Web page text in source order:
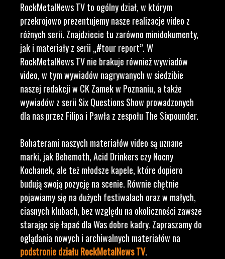
RockMetalNews TV to ogólny dział, w którym
przekrojowo prezentujemy nasze realizacje video z
różnych serii. Znajdziecie tu zarówno minidokumenty,
jak i materiały z serii „#tour report”. W
RockMetalNews TV nie brakuje również wywiadów
video, w tym wywiadów nagrywanych w siedzibie
naszej redakcji w CK Zamek w Poznaniu, a także
wywiadów z serii Six Questions Show prowadzonych
dla nas przez Filipa i Pawła z zespołu The Sixpounder.
Bohaterami naszych materiałów video są uznane
marki, jak Behemoth, Acid Drinkers czy Nocny
Kochanek, ale też młodsze kapele, które dopiero
budują swoją pozycję na scenie. Równie chętnie
pojawiamy się na dużych festiwalach oraz w małych,
ciasnych klubach, bez względu na okoliczności zawsze
starając się łapać dla Was dobre kadry. Zapraszamy do
oglądania nowych i archiwalnych materiałów na
podstronie działu RockMetalNews TV.